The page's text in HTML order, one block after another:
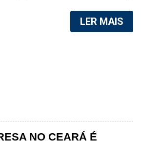
vazadas na internet. A
de fotos do corpo de
as fotos. Cada foto, no
R$20 (Vinte reais). A
LER MAIS
NO CEARÁ É